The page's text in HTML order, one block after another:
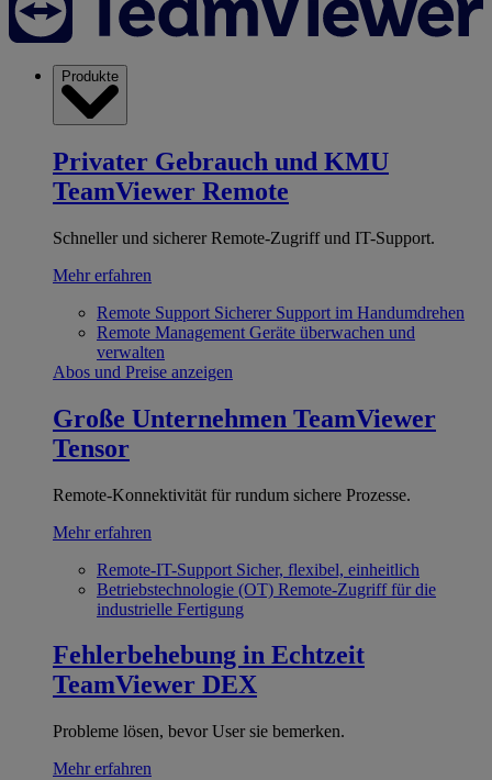
Produkte
Privater Gebrauch und KMU
TeamViewer Remote
Schneller und sicherer Remote-Zugriff und IT-Support.
Mehr erfahren
Remote Support Sicherer Support im Handumdrehen
Remote Management Geräte überwachen und
verwalten
Abos und Preise anzeigen
Große Unternehmen TeamViewer
Tensor
Remote-Konnektivität für rundum sichere Prozesse.
Mehr erfahren
Remote-IT-Support Sicher, flexibel, einheitlich
Betriebstechnologie (OT) Remote-Zugriff für die
industrielle Fertigung
Fehlerbehebung in Echtzeit
TeamViewer DEX
Probleme lösen, bevor User sie bemerken.
Mehr erfahren